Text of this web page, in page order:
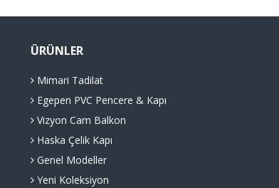
ÜRÜNLER
Mimari Tadilat
Egepen PVC Pencere & Kapı
Vizyon Cam Balkon
Haska Çelik Kapı
Genel Modeller
Yeni Koleksiyon